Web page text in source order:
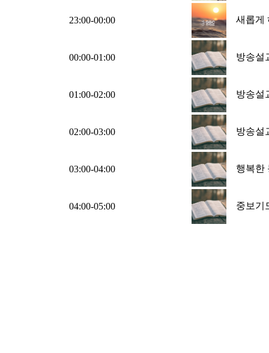
23:00-00:00 새롭게
00:00-01:00 방송설
01:00-02:00 방송설
02:00-03:00 방송설
03:00-04:00 행복한
04:00-05:00 중보기